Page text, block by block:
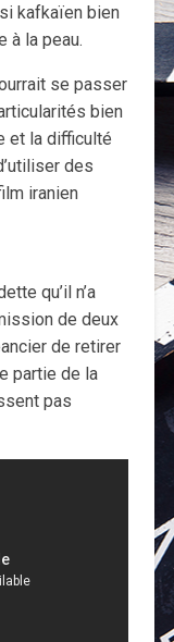
kafkaïen bien
à la peau.
se passer
bien
et la difficulté
des
iranien
qu’il n’a
de deux
de retirer
partie de la
pas